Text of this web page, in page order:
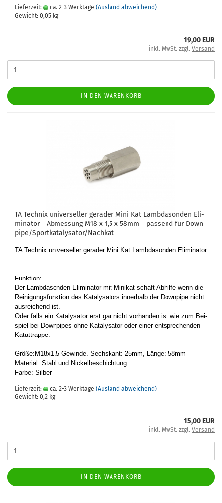
Lieferzeit: ca. 2-3 Werktage (Ausland abweichend)
Gewicht: 0,05 kg
19,00 EUR
inkl. MwSt. zzgl. Versand
IN DEN WARENKORB
TA Tech­nix uni­ver­sel­ler ge­ra­der Mini Kat Lamb­da­son­den Eli­
mi­na­tor - Ab­mes­sung M18 x 1,5 x 58mm - pas­send für Down­
pi­pe/Sport­ka­ta­ly­sa­tor/Nach­kat
TA Tech­nix uni­ver­sel­ler ge­ra­der Mini Kat Lamb­da­son­den Eli­mi­na­tor
Funk­ti­on:
Der Lamb­da­son­den Eli­mi­na­tor mit Mi­ni­kat schaft Ab­hil­fe wenn die
Rei­ni­gungs­funk­ti­on des Ka­ta­ly­sa­tors in­ner­halb der Down­pi­pe nicht
aus­rei­chend ist.
Oder falls ein Ka­ta­ly­sa­tor erst gar nicht vor­han­den ist wie zum Bei­
spiel bei Down­pipes ohne Ka­ta­ly­sa­tor oder einer ent­spre­chen­den
Ka­tat­trap­pe.
Größe:M18x1.5 Ge­win­de. Sechs­kant: 25mm, Länge: 58mm
Ma­te­ri­al: Stahl und Ni­ckel­be­schich­tung
Farbe: Sil­ber
Lieferzeit: ca. 2-3 Werktage (Ausland abweichend)
Gewicht: 0,2 kg
15,00 EUR
inkl. MwSt. zzgl. Versand
IN DEN WARENKORB